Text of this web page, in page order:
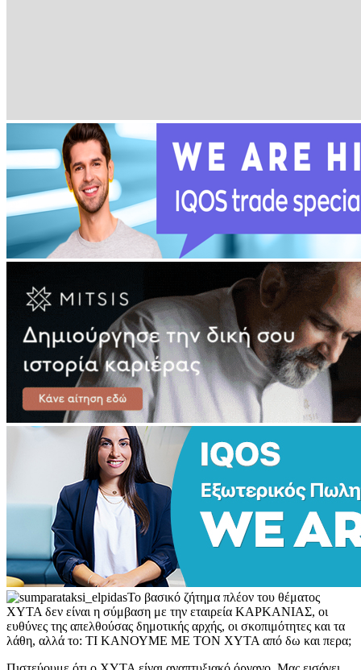
Το βασικό ζήτημα πλέον του θέματος
ΧΥΤΑ δεν είναι η σύμβαση με την εταιρεία ΚΑΡΚΑΝΙΑΣ, οι
ευθύνες της απελθούσας δημοτικής αρχής, οι σκοπιμότητες και τα
λάθη, αλλά το: ΤΙ ΚΑΝΟΥΜΕ MΕ ΤΟΝ ΧΥΤΑ από δω και περα;